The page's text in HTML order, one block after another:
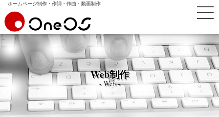
ホームページ制作・作詞・作曲・動画制作
Web制作
- Web -